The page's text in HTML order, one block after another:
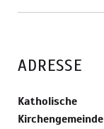
ADRESSE
Katholische
Kirchengemeinde